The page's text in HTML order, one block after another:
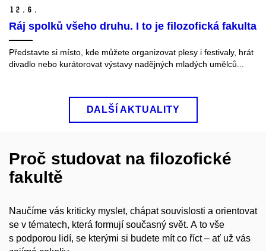
12. 6.
Ráj spolků všeho druhu. I to je filozofická fakulta
Představte si místo, kde můžete organizovat plesy i festivaly, hrát
divadlo nebo kurátorovat výstavy nadějných mladých umělců...
DALŠÍ AKTUALITY
Proč studovat na filozofické
fakultě
Naučíme vás kriticky myslet, chápat souvislosti a orientovat
se v tématech, která formují současný svět. A to vše
s podporou lidí, se kterými si budete mít co říct – ať už vás